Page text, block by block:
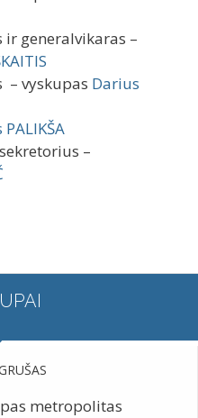
generalvikaras –
– vyskupas Darius
–
bažn. t. lic. Lina
teol. m. dr.
metropolitas